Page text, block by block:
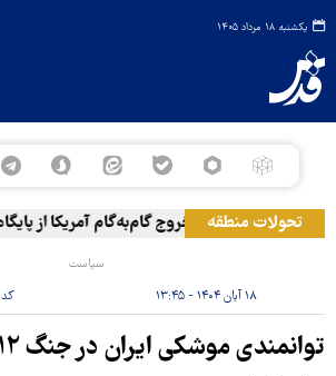
یکشنبه ۱۸ مرداد ۱۴۰۵
تحولات منطقه خروج گام‌به‌گام آمریکا از پایگاه
سیاست
۱۸ آبان ۱۴۰۴ - ۱۳:۴۵